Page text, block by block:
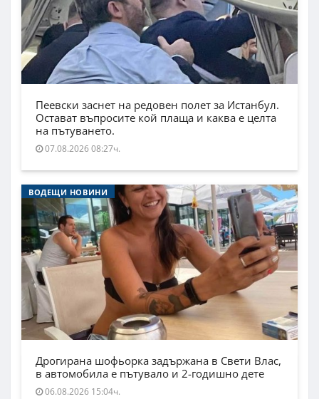
Пеевски заснет на редовен полет за Истанбул.
Остават въпросите кой плаща и каква е целта
на пътуването.
07.08.2026 08:27ч.
ВОДЕЩИ НОВИНИ
Дрогирана шофьорка задържана в Свети Влас,
в автомобила е пътувало и 2-годишно дете
06.08.2026 15:04ч.